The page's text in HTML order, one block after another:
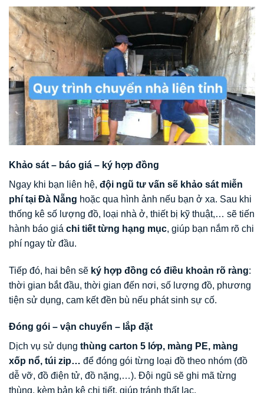
Khảo sát – báo giá – ký hợp đồng
Ngay khi bạn liên hệ, đội ngũ tư vấn sẽ khảo sát miễn
phí tại Đà Nẵng hoặc qua hình ảnh nếu bạn ở xa. Sau khi
thống kê số lượng đồ, loại nhà ở, thiết bị kỹ thuật,… sẽ tiến
hành báo giá chi tiết từng hạng mục, giúp bạn nắm rõ chi
phí ngay từ đầu.
Tiếp đó, hai bên sẽ ký hợp đồng có điều khoản rõ ràng:
thời gian bắt đầu, thời gian đến nơi, số lượng đồ, phương
tiện sử dụng, cam kết đền bù nếu phát sinh sự cố.
Đóng gói – vận chuyển – lắp đặt
Dịch vụ sử dụng thùng carton 5 lớp, màng PE, màng
xốp nổ, túi zip… để đóng gói từng loại đồ theo nhóm (đồ
dễ vỡ, đồ điện tử, đồ nặng,…). Đội ngũ sẽ ghi mã từng
thùng, kèm bản kê chi tiết, giúp tránh thất lạc.